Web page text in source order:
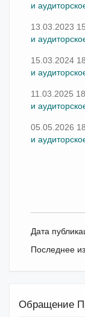
и
13.03.2023
и
15.03.2024
и
11.03.2025
и
05.05.2026
и
Дата
Последнее
Обращение